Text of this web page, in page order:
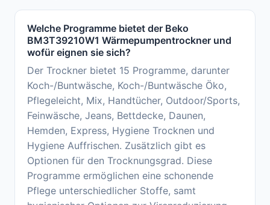
Welche Programme bietet der Beko
BM3T39210W1 Wärmepumpentrockner und
wofür eignen sie sich?
Der Trockner bietet 15 Programme, darunter
Koch-/Buntwäsche, Koch-/Buntwäsche Öko,
Pflegeleicht, Mix, Handtücher, Outdoor/Sports,
Feinwäsche, Jeans, Bettdecke, Daunen,
Hemden, Express, Hygiene Trocknen und
Hygiene Auffrischen. Zusätzlich gibt es
Optionen für den Trocknungsgrad. Diese
Programme ermöglichen eine schonende
Pflege unterschiedlicher Stoffe, samt